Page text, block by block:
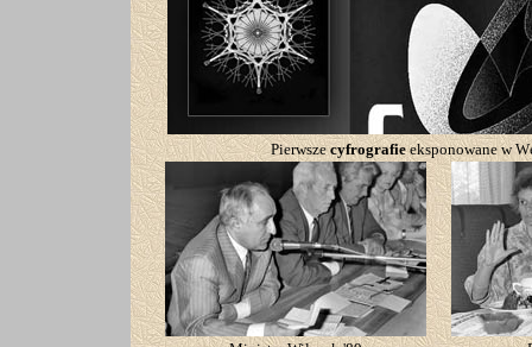
Pierwszecyfrografieeksponowane w